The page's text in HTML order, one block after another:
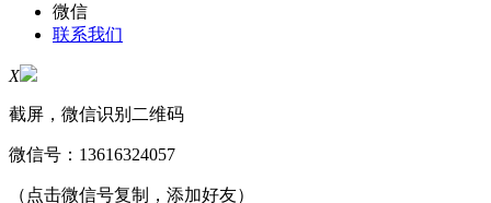
微信
联系我们
X
截屏，微信识别二维码
微信号： 13616324057
（点击微信号复制，添加好友）